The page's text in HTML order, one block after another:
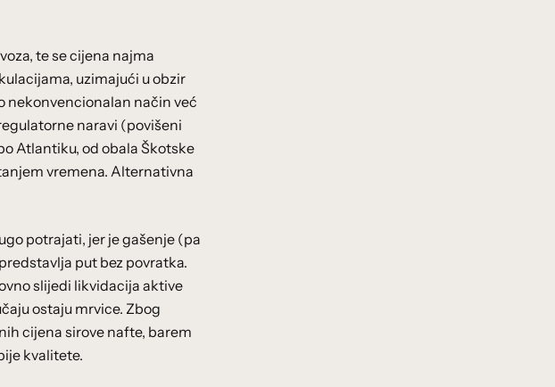
te se cijena najma
uzimajući u obzir
nekonvencionalan način već
naravi (povišeni
Atlantiku, od obala Škotske
vremena. Alternativna
potrajati, jer je gašenje (pa
put bez povratka.
slijedi likvidacija aktive
ostaju mrvice. Zbog
cijena sirove nafte, barem
kvalitete.